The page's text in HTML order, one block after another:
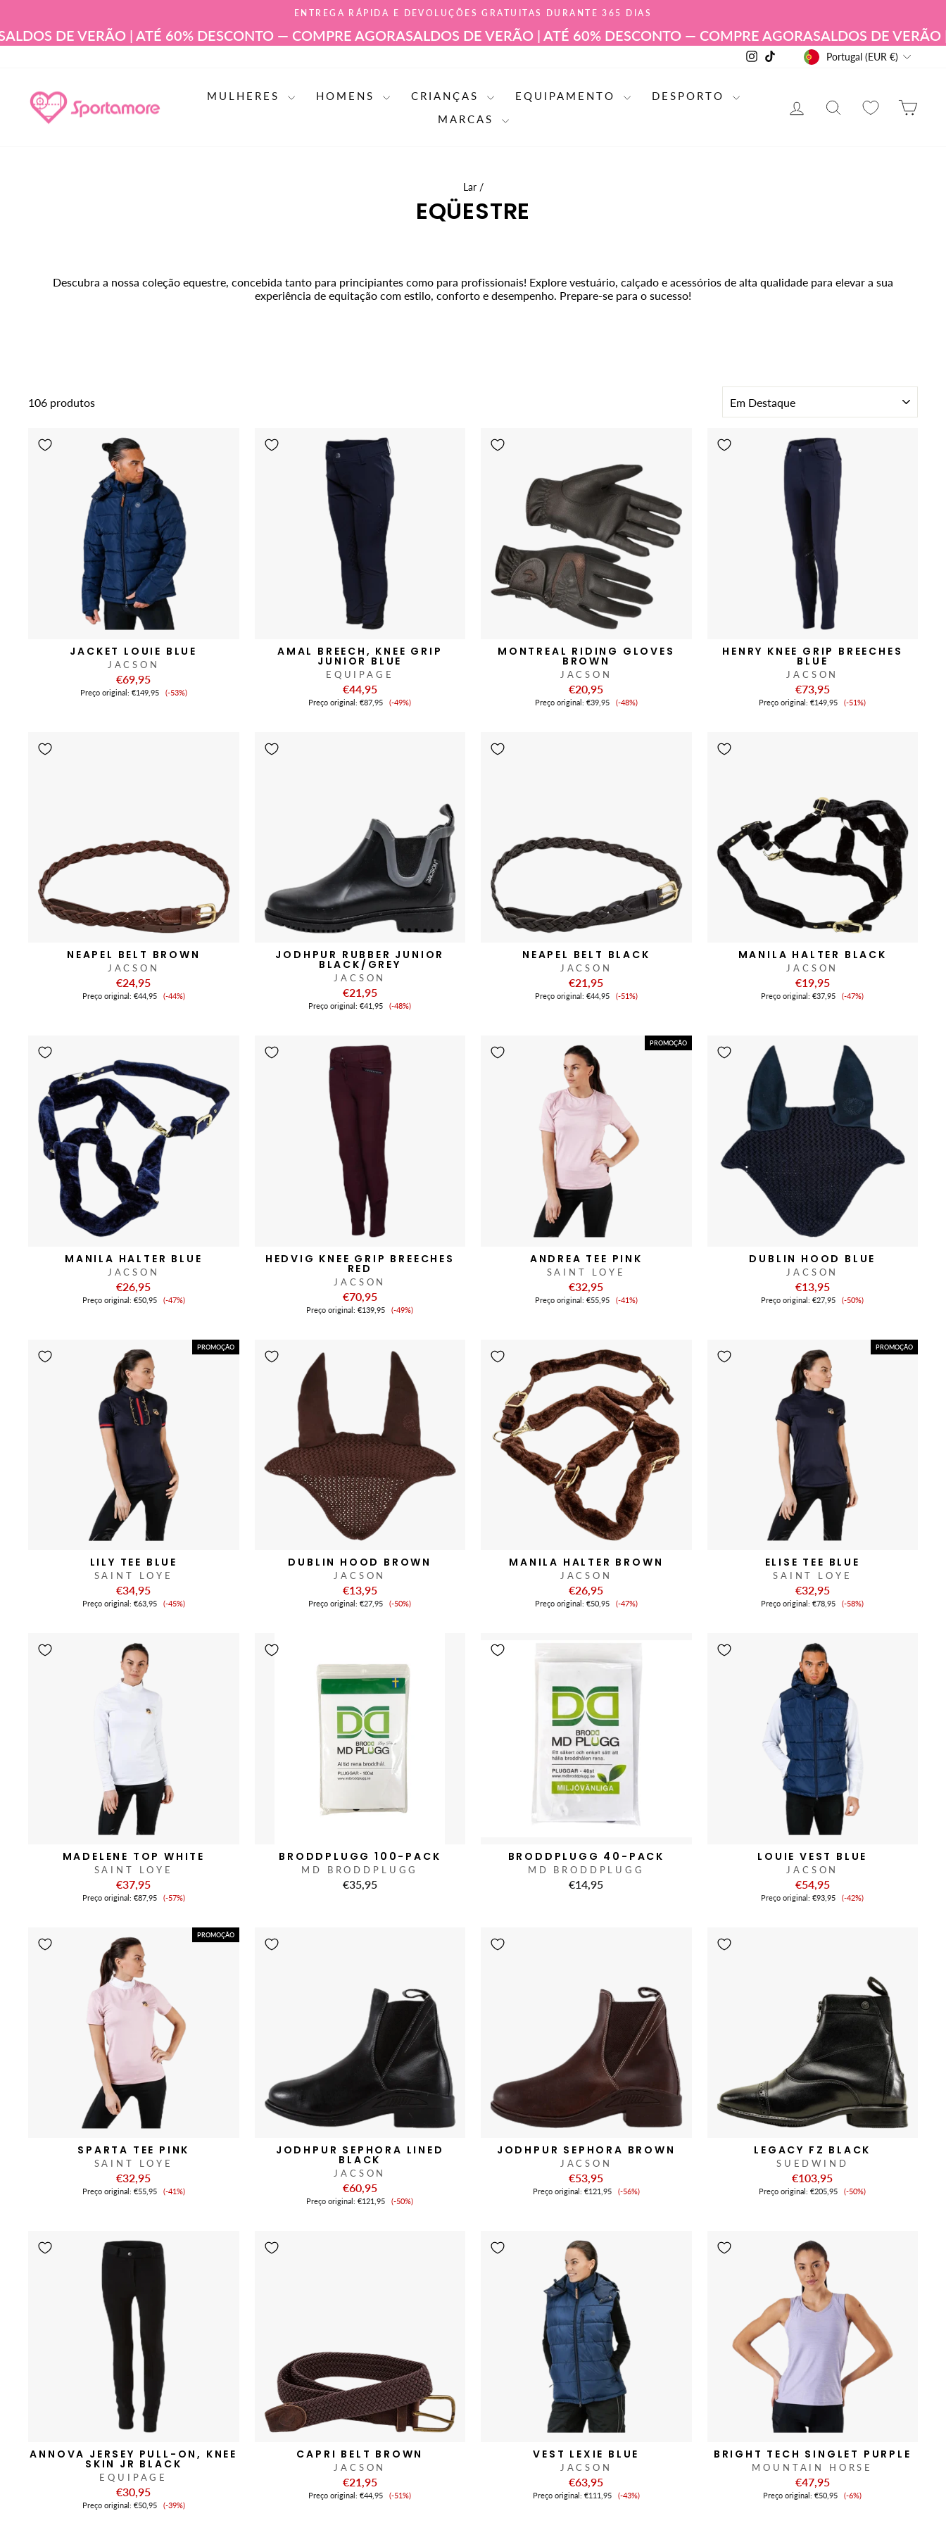
o
conteúdo
slideshow
pausa
ENTREGA RÁPIDA E DEVOLUÇÕES GRATUITAS DURANTE 365 DIAS
DE VERÃO | ATÉ 60% DESCONTO — COMPRE AGORASALDOS DE VERÃO | ATÉ 60% DESCONTO — COMPRE AGORASALDOS DE VERÃO | ATÉ
Instagram
TikTok MOEDA
Portugal (EUR €)
MULHERES HOMENS CRIANÇAS EQUIPAMENTO
DESPORTO
MARCAS
INICIAR SESSÃO
PESQUISA DE
Lar /
EQÜESTRE
Descubra a nossa coleção equestre, concebida tanto para principiantes como para profissionais! Explore vestuário, calçado e acessórios de alta qualidade para elevar a sua
experiência de equitação com estilo, conforto e desempenho. Prepare-se para o sucesso!
106 produtos
ORDENAR
JACKET LOUIE BLUE
JACSON
€69,95
Preço original: €149,95
Preço
(-53%)
AMAL BREECH, KNEE GRIP
JUNIOR BLUE
EQUIPAGE
€44,95
Preço original:€87,95
Preço
(-49%)
MONTREAL RIDING GLOVES
BROWN
JACSON
€20,95
Preço original: €39,95
Preço
(-48%)
HENRY KNEE GRIP BREECHES
BLUE
JACSON
€73,95
Preço original:€149,95
Preço
(-51%)
NEAPEL BELT BROWN
JACSON
€24,95
Preço original: €44,95
Preço
(-44%)
JODHPUR RUBBER JUNIOR
BLACK/GREY
JACSON
€21,95
Preço original:€41,95
Preço
(-48%)
NEAPEL BELT BLACK
JACSON
€21,95
Preço original: €44,95
Preço
(-51%)
MANILA HALTER BLACK
JACSON
€19,95
Preço original:€37,95
Preço
(-47%)
MANILA HALTER BLUE
JACSON
€26,95
Preço original: €50,95
Preço
(-47%)
HEDVIG KNEE GRIP BREECHES
RED
JACSON
€70,95
Preço original:€139,95
Preço
(-49%)
PROMOÇÃO
ANDREA TEE PINK
SAINT LOYE
€32,95
Preço original: €55,95
Preço
(-41%)
DUBLIN HOOD BLUE
JACSON
€13,95
Preço original:€27,95
Preço
(-50%)
PROMOÇÃO
LILY TEE BLUE
SAINT LOYE
€34,95
Preço original: €63,95
Preço
(-45%)
DUBLIN HOOD BROWN
JACSON
€13,95
Preço original:€27,95
Preço
(-50%)
MANILA HALTER BROWN
JACSON
€26,95
Preço original: €50,95
Preço
(-47%)
PROMOÇÃO
ELISE TEE BLUE
SAINT LOYE
€32,95
Preço original:€78,95
Preço
(-58%)
MADELENE TOP WHITE
SAINT LOYE
€37,95
Preço original: €87,95
Preço
(-57%)
BRODDPLUGG 100-PACK
MD BRODDPLUGG
€35,95
BRODDPLUGG 40-PACK
MD BRODDPLUGG
€14,95
LOUIE VEST BLUE
JACSON
€54,95
Preço original:€93,95
Preço
(-42%)
PROMOÇÃO
SPARTA TEE PINK
SAINT LOYE
€32,95
Preço original: €55,95
Preço
(-41%)
JODHPUR SEPHORA LINED
BLACK
JACSON
€60,95
Preço original:€121,95
Preço
(-50%)
JODHPUR SEPHORA BROWN
JACSON
€53,95
Preço original: €121,95
Preço
(-56%)
LEGACY FZ BLACK
SUEDWIND
€103,95
Preço original:€205,95
Preço
(-50%)
ANNOVA JERSEY PULL-ON, KNEE
SKIN JR BLACK
EQUIPAGE
€30,95
Preço original: €50,95
Preço
(-39%)
CAPRI BELT BROWN
JACSON
€21,95
Preço original:€44,95
Preço
(-51%)
VEST LEXIE BLUE
JACSON
€63,95
Preço original: €111,95
Preço
(-43%)
BRIGHT TECH SINGLET PURPLE
MOUNTAIN HORSE
€47,95
Preço original:€50,95
Preço
(-6%)